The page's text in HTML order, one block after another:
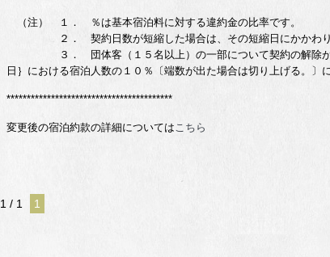
（注） １． ％は基本宿泊料に対する違約金の比率です。
２． 契約日数が短縮した場合は、その短縮日にかかわりな
３． 団体客（１５名以上）の一部について契約の解除があ
日｝における宿泊人数の１０％〔端数が出た場合は切り上げる。〕
*****************************************
変更後の宿泊約款の詳細についてはこちら
1 / 1 1